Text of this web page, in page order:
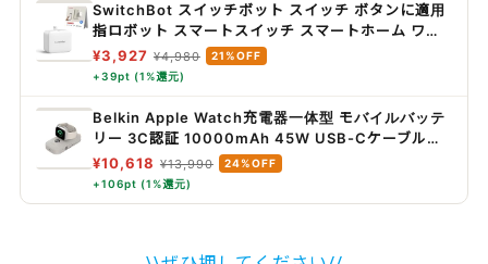
SwitchBot スイッチボット スイッチ ボタンに適用
指ロボット スマートスイッチ スマートホーム ワイ
ヤレス タイマー スマホで遠隔操作 Alexa, Google
Home, Siri, IFTTTなどに対応(ハブ必要) ホワイト
¥3,927 ¥4,980
21%OFF
+39pt (1%還元)
Belkin Apple Watch充電器一体型 モバイルバッテ
リー 3C認証 10000mAh 45W USB-Cケーブル内
蔵 3台同時充電
¥10,618 ¥13,990
24%OFF
+106pt (1%還元)